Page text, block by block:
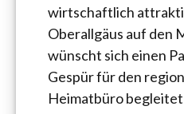
wirtschaftlich
Oberallgäus auf den
wünscht sich einen
Gespür für den
Heimatbüro